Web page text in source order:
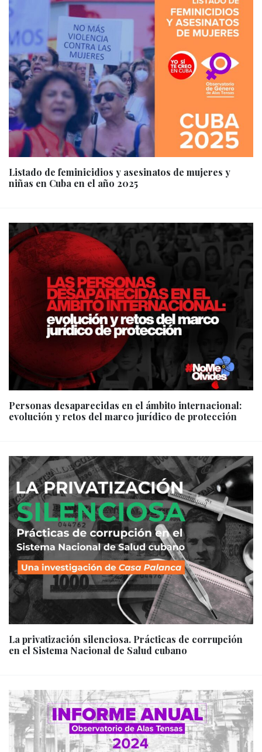
Listado de feminicidios y asesinatos de mujeres y
niñas en Cuba en el año 2025
Personas desaparecidas en el ámbito internacional:
evolución y retos del marco jurídico de protección
La privatización silenciosa. Prácticas de corrupción
en el Sistema Nacional de Salud cubano